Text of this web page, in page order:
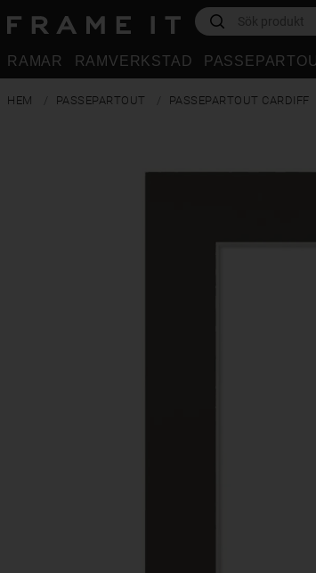
RAMAR RAMVERKSTAD
HEM PASSEPARTOUT PASSEPARTOUT CARDIFF